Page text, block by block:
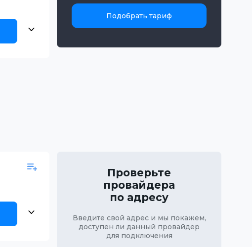
Подобрать тариф
Проверьте
провайдера
по адресу
Введите свой адрес и мы покажем,
доступен ли данный провайдер
для подключения